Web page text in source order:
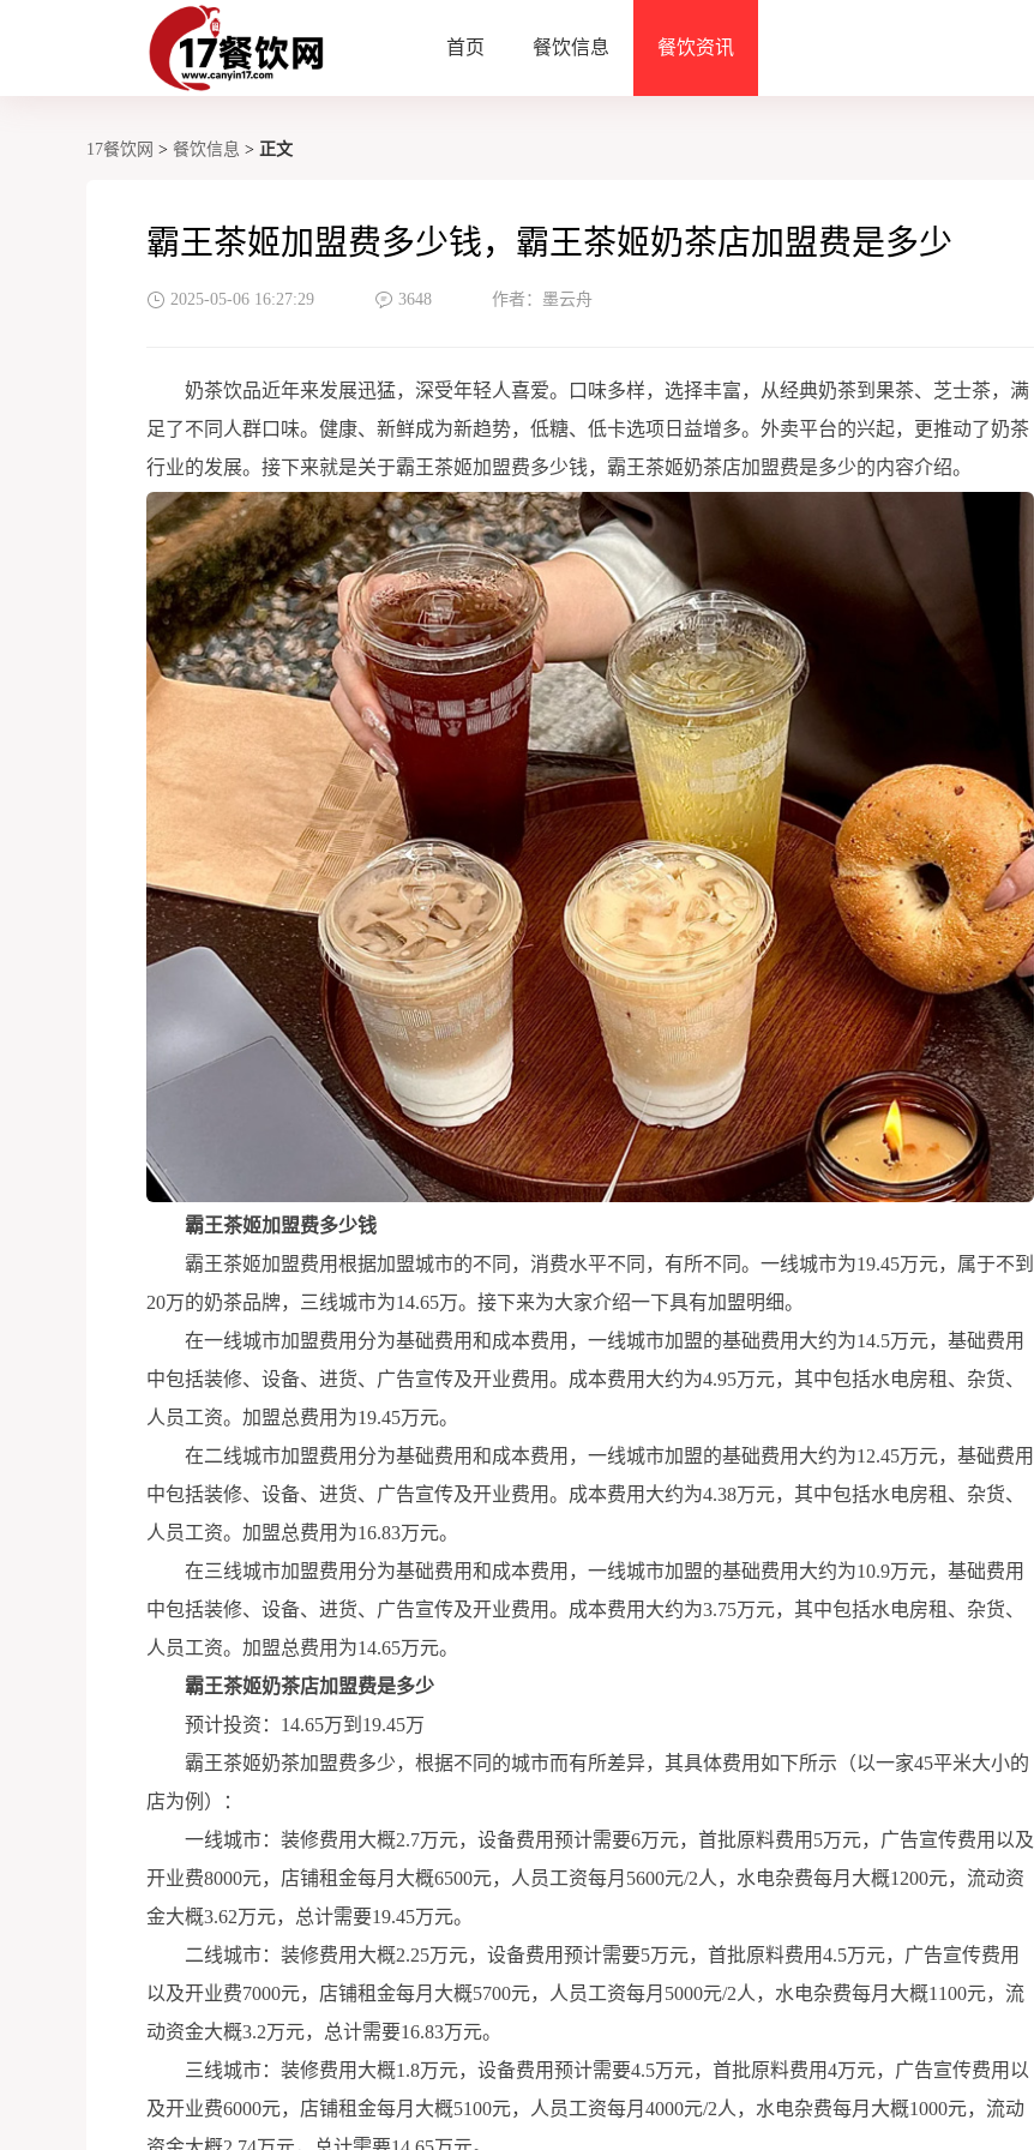
首页 餐饮信息 餐饮资讯
17餐饮网 > 餐饮信息 > 正文
霸王茶姬加盟费多少钱，霸王茶姬奶茶店加盟费是多少
2025-05-06 16:27:29 3648 作者：墨云舟
奶茶饮品近年来发展迅猛，深受年轻人喜爱。口味多样，选择丰富，从经典奶茶到果茶、芝士茶，满
足了不同人群口味。健康、新鲜成为新趋势，低糖、低卡选项日益增多。外卖平台的兴起，更推动了奶茶
行业的发展。接下来就是关于霸王茶姬加盟费多少钱，霸王茶姬奶茶店加盟费是多少的内容介绍。
霸王茶姬加盟费多少钱
霸王茶姬加盟费用根据加盟城市的不同，消费水平不同，有所不同。一线城市为19.45万元，属于不到
20万的奶茶品牌，三线城市为14.65万。接下来为大家介绍一下具有加盟明细。
在一线城市加盟费用分为基础费用和成本费用，一线城市加盟的基础费用大约为14.5万元，基础费用
中包括装修、设备、进货、广告宣传及开业费用。成本费用大约为4.95万元，其中包括水电房租、杂货、
人员工资。加盟总费用为19.45万元。
在二线城市加盟费用分为基础费用和成本费用，一线城市加盟的基础费用大约为12.45万元，基础费用
中包括装修、设备、进货、广告宣传及开业费用。成本费用大约为4.38万元，其中包括水电房租、杂货、
人员工资。加盟总费用为16.83万元。
在三线城市加盟费用分为基础费用和成本费用，一线城市加盟的基础费用大约为10.9万元，基础费用
中包括装修、设备、进货、广告宣传及开业费用。成本费用大约为3.75万元，其中包括水电房租、杂货、
人员工资。加盟总费用为14.65万元。
霸王茶姬奶茶店加盟费是多少
预计投资：14.65万到19.45万
霸王茶姬奶茶加盟费多少，根据不同的城市而有所差异，其具体费用如下所示（以一家45平米大小的
店为例）：
一线城市：装修费用大概2.7万元，设备费用预计需要6万元，首批原料费用5万元，广告宣传费用以及
开业费8000元，店铺租金每月大概6500元，人员工资每月5600元/2人，水电杂费每月大概1200元，流动资
金大概3.62万元，总计需要19.45万元。
二线城市：装修费用大概2.25万元，设备费用预计需要5万元，首批原料费用4.5万元，广告宣传费用
以及开业费7000元，店铺租金每月大概5700元，人员工资每月5000元/2人，水电杂费每月大概1100元，流
动资金大概3.2万元，总计需要16.83万元。
三线城市：装修费用大概1.8万元，设备费用预计需要4.5万元，首批原料费用4万元，广告宣传费用以
及开业费6000元，店铺租金每月大概5100元，人员工资每月4000元/2人，水电杂费每月大概1000元，流动